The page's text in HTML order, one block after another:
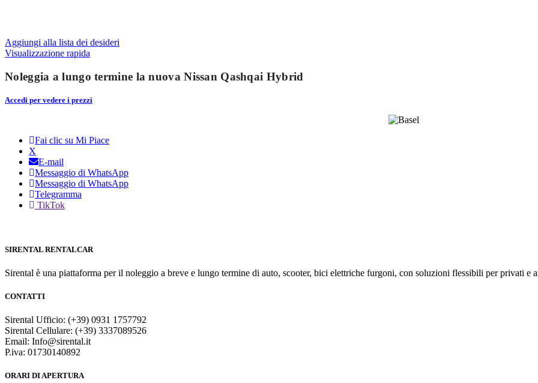
Aggiungi alla lista dei desideri
Visualizzazione rapida
Noleggia a lungo termine la nuova Nissan Qashqai Hybrid
Accedi per vedere i prezzi
Fai clic su Mi Piace
X
E-mail
Messaggio di WhatsApp
Messaggio di WhatsApp
Telegramma
TikTok
SIRENTAL RENTALCAR
Sirental è una piattaforma per il noleggio a breve e lungo termine di auto, scooter, bici elettriche furgoni, con soluzioni flessibili per privati e
CONTATTI
Sirental Ufficio: (+39) 0931 1757792
Sirental Cellulare: (+39) 3337089526
Email: Info@sirental.it
P.iva: 01730140892
ORARI DI APERTURA